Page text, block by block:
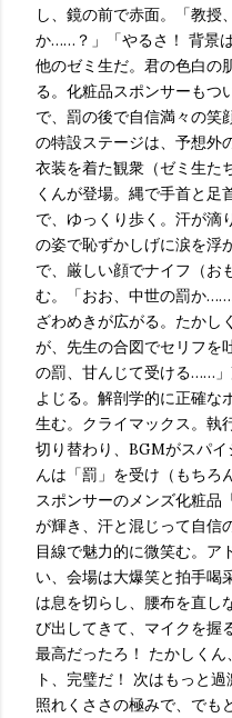
し、鏡の前で赤面。「教授
か……？」「やるさ！ 背景
他のゼミ生だ。君の色白の
る。化粧品スポンサーもつ
で、罰の後で自信満々の笑
の特設ステージは、予想外
衣装を着た観衆（ゼミ生た
くんが登場。縄で手首と足
で、ゆっくり歩く。汗が滴
の姿で恥ずかしげに涙を浮
で、厳しい顔でナイフ（お
む。「おお、中世の罰か……
ざわめきが広がる。たかし
が、先生の合図でセリフを
の罰、甘んじて受ける……
よじる。解剖学的に正確な
生む。クライマックス。執
切り替わり、BGMがスパイ
んは「罰」を受け（もちろ
スポンサーのメンズ化粧品
が輝き、汗と混じって自信
目線で魅力的に微笑む。ア
い、会場は大爆笑と拍手喝
は息を切らし、腰布を直し
び出してきて、マイクを握
最高だったろ！ たかしく
ト、完璧だ！ 次はもっと
照れくささの極みで、でも